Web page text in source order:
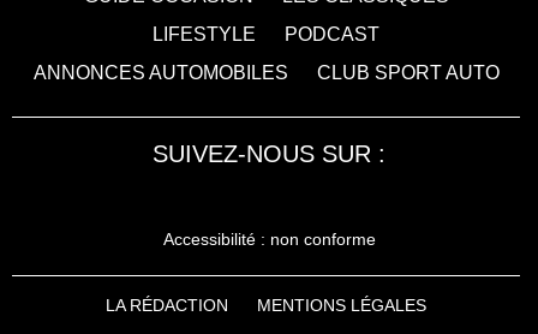
LIFESTYLE
PODCAST
ANNONCES AUTOMOBILES
CLUB SPORT AUTO
SUIVEZ-NOUS SUR :
Accessibilité : non conforme
LA RÉDACTION MENTIONS LÉGALES